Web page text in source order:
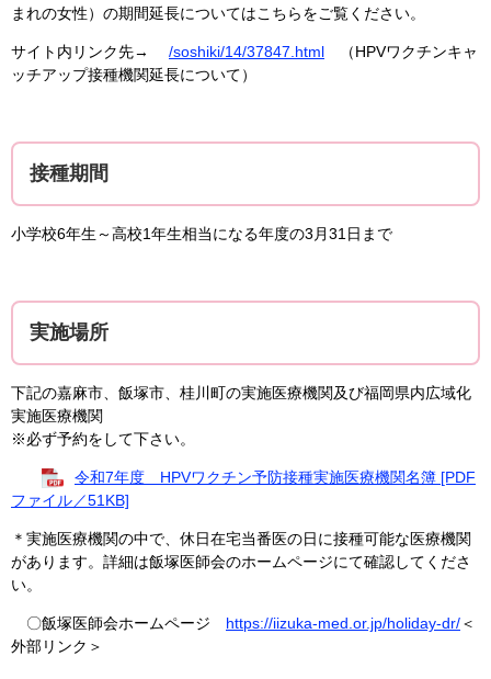
まれの女性）の期間延長についてはこちらをご覧ください。
サイト内リンク先→ /soshiki/14/37847.html （HPVワクチンキャ
ッチアップ接種機関延長について）
接種期間
小学校6年生～高校1年生相当になる年度の3月31日まで
実施場所
下記の嘉麻市、飯塚市、桂川町の実施医療機関及び福岡県内広域化
実施医療機関
※必ず予約をして下さい。
令和7年度 HPVワクチン予防接種実施医療機関名簿 [PDF
ファイル／51KB]
＊実施医療機関の中で、休日在宅当番医の日に接種可能な医療機関
があります。詳細は飯塚医師会のホームページにて確認してくださ
い。
〇飯塚医師会ホームページ https://iizuka-med.or.jp/holiday-dr/＜
外部リンク＞